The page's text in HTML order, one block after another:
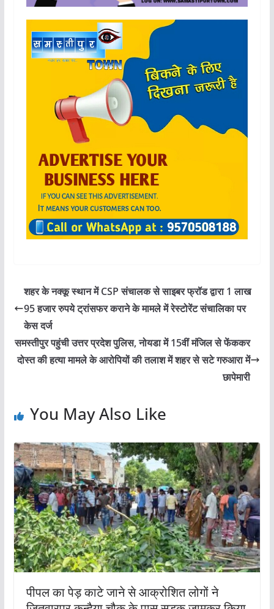
शहर के नक्कू स्थान में CSP संचालक से साइबर फ्रॉड द्वारा 1 लाख
95 हजार रुपये ट्रांसफर कराने के मामले में रेस्टोरेंट संचालिका पर
केस दर्ज
समस्तीपुर पहुंची उत्तर प्रदेश पुलिस, नोयडा में 15वीं मंजिल से फेंककर
दोस्त की हत्या मामले के आरोपियों की तलाश में शहर से सटे गरुआरा में
छापेमारी
You May Also Like
पीपल का पेड़ काटे जाने से आक्रोशित लोगों ने